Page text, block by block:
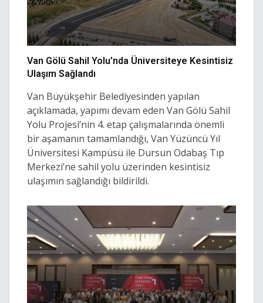
Van Gölü Sahil Yolu’nda Üniversiteye Kesintisiz
Ulaşım Sağlandı
Van Büyükşehir Belediyesinden yapılan
açıklamada, yapımı devam eden Van Gölü Sahil
Yolu Projesi’nin 4. etap çalışmalarında önemli
bir aşamanın tamamlandığı, Van Yüzüncü Yıl
Üniversitesi Kampüsü ile Dursun Odabaş Tıp
Merkezi’ne sahil yolu üzerinden kesintisiz
ulaşımın sağlandığı bildirildi.